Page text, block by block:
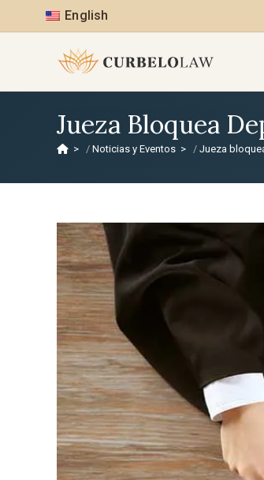
English
Jueza Bloquea
> Noticias y Eventos > Jueza